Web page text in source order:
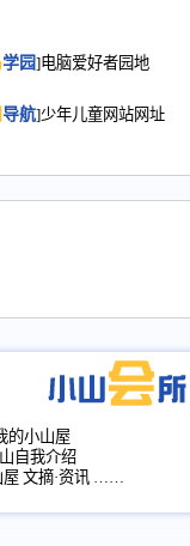
版提前启用，小山屋全面
廊均增加多个新栏目。。
顶功能，作文宝典改版。
学园]电脑爱好者园地
导航]少年儿童网站网址
的小山屋
自我介绍
屋 文摘·资讯 ……